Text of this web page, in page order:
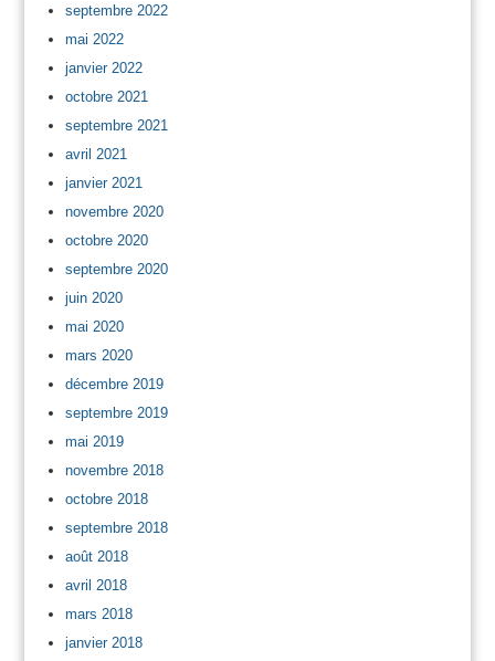
septembre 2022
mai 2022
janvier 2022
octobre 2021
septembre 2021
avril 2021
janvier 2021
novembre 2020
octobre 2020
septembre 2020
juin 2020
mai 2020
mars 2020
décembre 2019
septembre 2019
mai 2019
novembre 2018
octobre 2018
septembre 2018
août 2018
avril 2018
mars 2018
janvier 2018